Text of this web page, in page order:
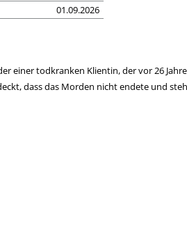
01.09.2026
einer todkranken Klientin, der vor 26
dass das Morden nicht endete und